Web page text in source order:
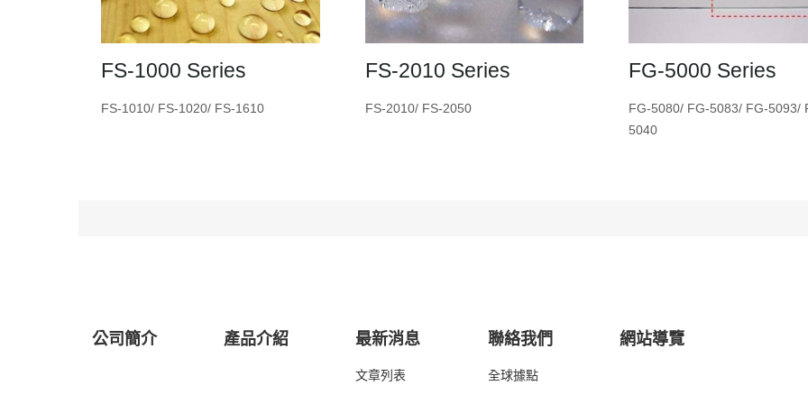
FS-1000 Series
FS-1010/ FS-1020/ FS-1610
FS-2010 Series
FS-2010/ FS-2050
FG-5000 Series
FG-5080/ FG-5083/ FG-5093/
5040
公司簡介 產品介紹 最新消息
文章列表
聯絡我們
全球據點
網站導覽